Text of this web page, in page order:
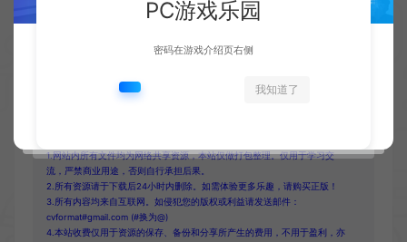
1.网站内所有文件均为网络共享资源，本站仅做打包整理。仅用于学习交
流，严禁商业用途，否则自行承担后果。
2.所有资源请于下载后24小时内删除。如需体验更多乐趣，请购买正版！
3.所有内容均来自互联网。如侵犯您的版权或利益请发送邮件：
cvformat#gmail.com (#换为@)
4.本站收费仅用于资源的保存、备份和分享所产生的费用，不用于盈利，亦
PC游戏乐园
密码在游戏介绍页右侧
我知道了